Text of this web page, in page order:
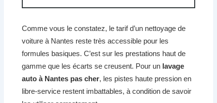
Comme vous le constatez, le tarif d’un nettoyage de
voiture à Nantes reste très accessible pour les
formules basiques. C’est sur les prestations haut de
gamme que les écarts se creusent. Pour un lavage
auto à Nantes pas cher, les pistes haute pression en
libre-service restent imbattables, à condition de savoir